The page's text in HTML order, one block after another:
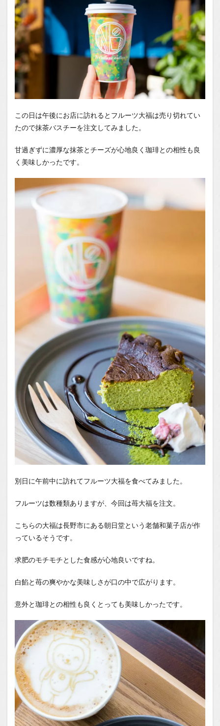
この日は午後にお店に訪れるとフルーツ大福は売り切れてい
たので抹茶バスチーを注文してみました。
甘過ぎずに濃厚な抹茶とチーズが心地良く珈琲との相性も良
く美味しかったです。
別日に午前中に訪れてフルーツ大福を食べてみました。
フルーツは数種類ありますが、今回は苺大福を注文。
こちらの大福は長野市にある朝日堂という老舗和菓子店が作
っているそうです。
求肥のモチモチとした食感が心地良いですね。
白餡と苺の爽やかな美味しさが口の中で広がります。
意外と珈琲との相性も良くとっても美味しかったです。